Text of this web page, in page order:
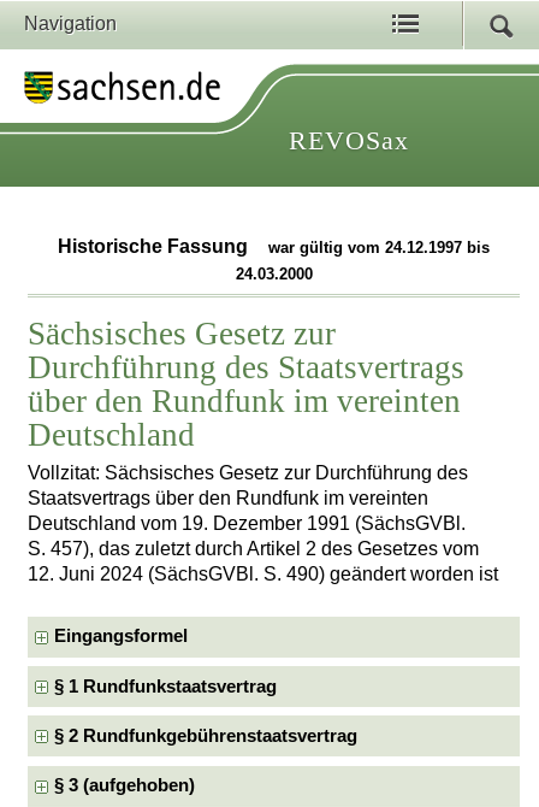
Navigation
REVOSax
Historische Fassung
war gültig vom 24.12.1997 bis
24.03.2000
Sächsisches Gesetz zur
Durchführung des Staatsvertrags
über den Rundfunk im vereinten
Deutschland
Vollzitat: Sächsisches Gesetz zur Durchführung des
Staatsvertrags über den Rundfunk im vereinten
Deutschland vom 19. Dezember 1991 (SächsGVBl.
S. 457), das zuletzt durch Artikel 2 des Gesetzes vom
12. Juni 2024 (SächsGVBl. S. 490) geändert worden ist
Eingangsformel
§ 1 Rundfunkstaatsvertrag
§ 2 Rundfunkgebührenstaatsvertrag
§ 3 (aufgehoben)